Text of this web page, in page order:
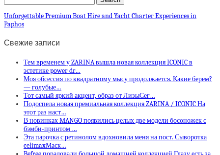
Unforgettable Premium Boat Hire and Yacht Charter Experiences in
Paphos
Свежие записи
Тем временем у ZARINA вышла новая коллекция ICONIC в
эстетике power dr…
Моя обсессия по квадратному мысу продолжается. Какие берем?
— голубые…
Тот самый яркий акцент, образ от ЛизыСег…
Подоспела новая премиальная коллекция ZARINA / ICONIC На
этот раз наст…
В новинках MANGO появились целых две модели босоножек с
бэмби-принтом …
Эта парочка с ретинолом вдохновила меня на пост. Сыворотка
celimaxМаск…